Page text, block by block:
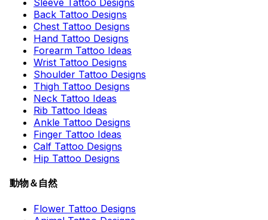
Back Tattoo Designs
Chest Tattoo Designs
Hand Tattoo Designs
Forearm Tattoo Ideas
Wrist Tattoo Designs
Shoulder Tattoo Designs
Thigh Tattoo Designs
Neck Tattoo Ideas
Rib Tattoo Ideas
Ankle Tattoo Designs
Finger Tattoo Ideas
Calf Tattoo Designs
Hip Tattoo Designs
動物＆自然
Flower Tattoo Designs